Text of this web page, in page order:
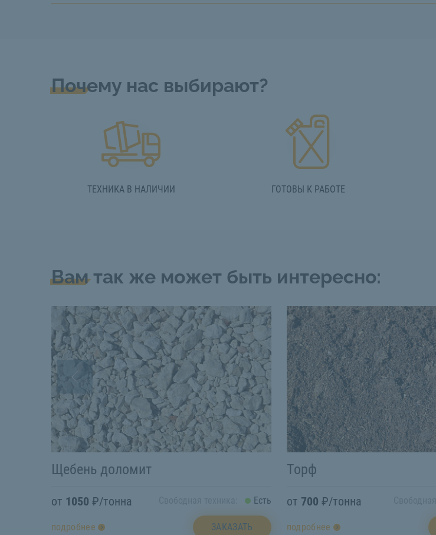
Почему нас выбирают?
ТЕХНИКА В НАЛИЧИИ ГОТОВЫ К РАБОТЕ
Вам так же может быть интересно:
Щебень доломит
от 1050 ₽/тонна Есть
подробнее ЗАКАЗАТЬ
Торф
от 700 ₽/тонна
подробнее